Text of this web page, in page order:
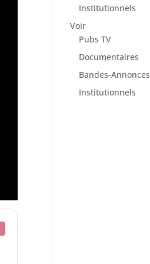
Institutionnels
Voir
Pubs TV
Documentaires
Bandes-Annonces
Institutionnels